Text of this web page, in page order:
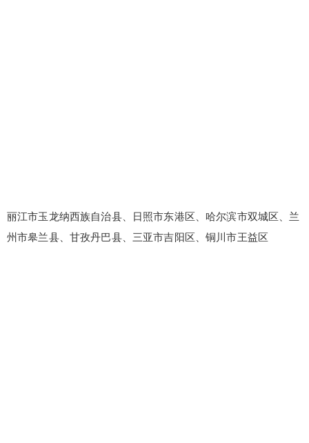
丽江市玉龙纳西族自治县、日照市东港区、哈尔滨市双城区、兰
州市皋兰县、甘孜丹巴县、三亚市吉阳区、铜川市王益区